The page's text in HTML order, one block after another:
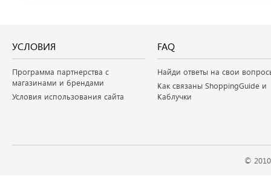
УСЛОВИЯ
Программа партнерства с
магазинами и брендами
Условия использования сайта
FAQ
Найди ответы на свои
Как связаны ShoppingGuide и
Каблучки
©